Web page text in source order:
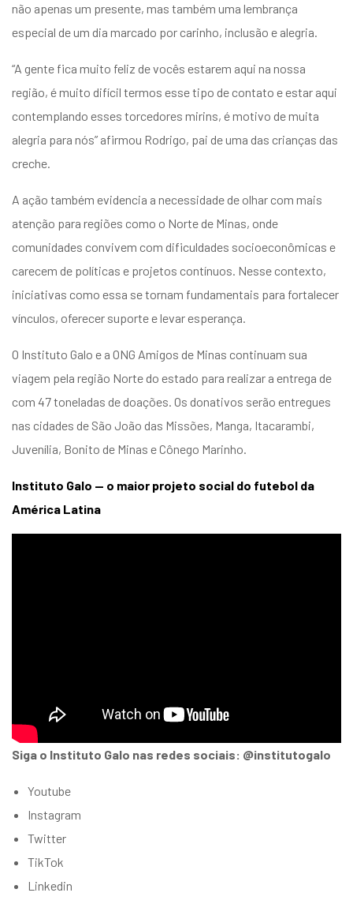
não apenas um presente, mas também uma lembrança
especial de um dia marcado por carinho, inclusão e alegria.
“A gente fica muito feliz de vocês estarem aqui na nossa
região, é muito difícil termos esse tipo de contato e estar aqui
contemplando esses torcedores mirins, é motivo de muita
alegria para nós” afirmou Rodrigo, pai de uma das crianças das
creche.
A ação também evidencia a necessidade de olhar com mais
atenção para regiões como o Norte de Minas, onde
comunidades convivem com dificuldades socioeconômicas e
carecem de políticas e projetos contínuos. Nesse contexto,
iniciativas como essa se tornam fundamentais para fortalecer
vínculos, oferecer suporte e levar esperança.
O Instituto Galo e a ONG Amigos de Minas continuam sua
viagem pela região Norte do estado para realizar a entrega de
com 47 toneladas de doações. Os donativos serão entregues
nas cidades de São João das Missões, Manga, Itacarambi,
Juvenília, Bonito de Minas e Cônego Marinho.
Instituto Galo — o maior projeto social do futebol da
América Latina
Siga o Instituto Galo nas redes sociais: @institutogalo
Youtube
Instagram
Twitter
TikTok
Linkedin